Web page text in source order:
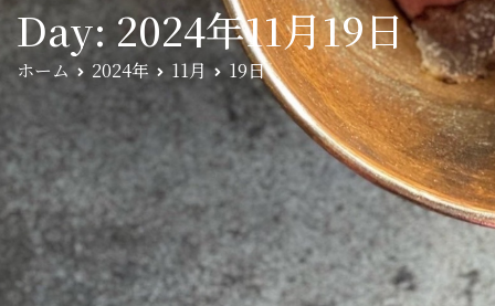
Day: 2024年11月19日
ホーム 2024年 11月 19日